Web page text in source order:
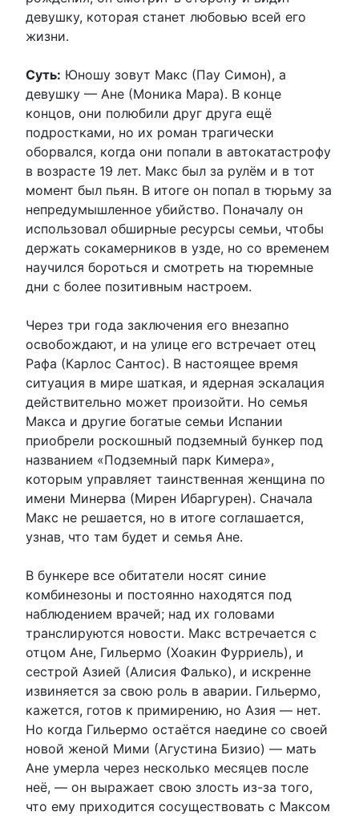
девушку, которая станет любовью всей его
жизни.
Суть: Юношу зовут Макс (Пау Симон), а
девушку — Ане (Моника Мара). В конце
концов, они полюбили друг друга ещё
подростками, но их роман трагически
оборвался, когда они попали в автокатастрофу
в возрасте 19 лет. Макс был за рулём и в тот
момент был пьян. В итоге он попал в тюрьму за
непредумышленное убийство. Поначалу он
использовал обширные ресурсы семьи, чтобы
держать сокамерников в узде, но со временем
научился бороться и смотреть на тюремные
дни с более позитивным настроем.
Через три года заключения его внезапно
освобождают, и на улице его встречает отец
Рафа (Карлос Сантос). В настоящее время
ситуация в мире шаткая, и ядерная эскалация
действительно может произойти. Но семья
Макса и другие богатые семьи Испании
приобрели роскошный подземный бункер под
названием «Подземный парк Кимера»,
которым управляет таинственная женщина по
имени Минерва (Мирен Ибаргурен). Сначала
Макс не решается, но в итоге соглашается,
узнав, что там будет и семья Ане.
В бункере все обитатели носят синие
комбинезоны и постоянно находятся под
наблюдением врачей; над их головами
транслируются новости. Макс встречается с
отцом Ане, Гильермо (Хоакин Фурриель), и
сестрой Азией (Алисия Фалько), и искренне
извиняется за свою роль в аварии. Гильермо,
кажется, готов к примирению, но Азия — нет.
Но когда Гильермо остаётся наедине со своей
новой женой Мими (Агустина Бизио) — мать
Ане умерла через несколько месяцев после
неё, — он выражает свою злость из-за того,
что ему приходится сосуществовать с Максом